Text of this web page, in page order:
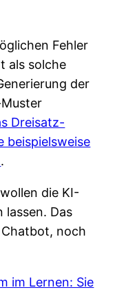
Fehler
als solche
der
Dreisatz-
beispielsweise
.
die KI-
lassen. Das
noch
im Lernen: Sie